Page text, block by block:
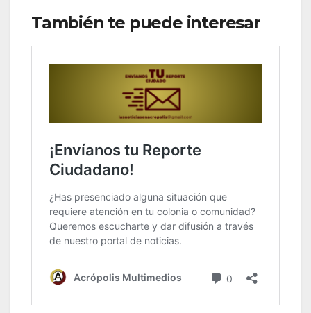
También te puede interesar